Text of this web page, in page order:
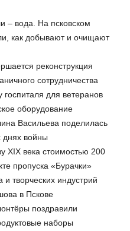
– вода. На псковском
как добывают и очищают
реконструкция
сотрудничества
для ветеранов
оборудование
Васильева поделилась
войны
XIX века стоимостью 200
пропуска «Бурачки»
творческих индустрий
в Пскове
поздравили
наборы